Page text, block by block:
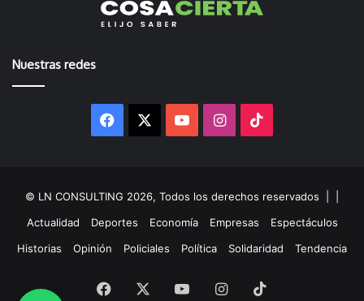
Nuestras redes
Facebook YouTubeInstagram
© LN CONSULTING 2026, Todos los derechos reservados |
Actualidad
Deportes Economía Empresas
Espectáculos
Historias
Opinión Policiales Política Solidaridad Tendencia
Facebook YouTubeInstagram